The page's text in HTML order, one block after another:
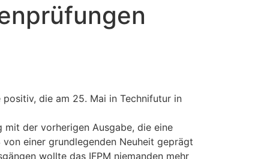
die am 25. Mai in Technifutur in
der vorherigen Ausgabe, die eine
einer grundlegenden Neuheit geprägt
wollte das IFPM niemanden mehr